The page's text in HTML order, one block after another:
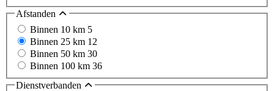
Afstanden
Binnen 10 km 5
Binnen 25 km 12
Binnen 50 km 30
Binnen 100 km 36
Dienstverbanden